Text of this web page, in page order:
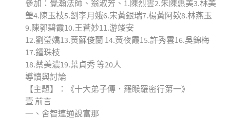
參加：覺瀚法師、翁淑芳、1.陳烈雲2.朱陳惠美3.林美
瑩4.陳玉枝5.劉李月娥6.宋黃銀瑞7.楊黃阿欵8.林燕玉
9.陳郭碧霞10.王蒼妙11.游竣安
12.劉瑩嬌13.黃蘇俊蘭 14.黃夜霞15.許秀雲16.吳錦梅
17.鍾珠枝
18.蔡美濃19.葉貞秀 等20人
導讀與討論
【主題】：《十大弟子傳．羅睺羅密行第一》
壹 前言
一、舍智連通說富那